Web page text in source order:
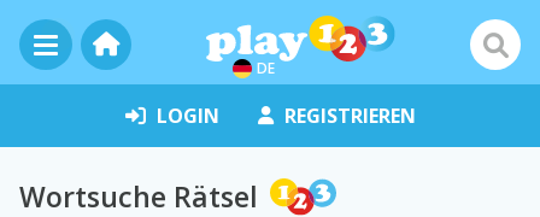
DE
LOGIN REGISTRIEREN
Wortsuche Rätsel